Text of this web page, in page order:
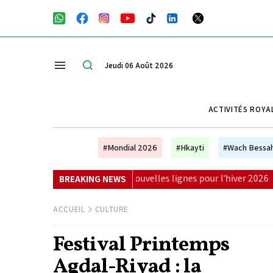
Jeudi 06 Août 2026
ACTIVITÉS
#Mondial 2026 #Hkayti #Wach
BREAKING NEWS
nouvelles lignes pour l'hiver 2026 | Éducation :
ACCUEIL CULTURE
Festival Printemps
Agdal-Riyad : la